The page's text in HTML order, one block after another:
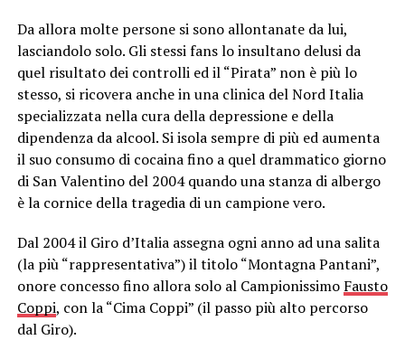
Da allora molte persone si sono allontanate da lui,
lasciandolo solo. Gli stessi fans lo insultano delusi da
quel risultato dei controlli ed il “Pirata” non è più lo
stesso, si ricovera anche in una clinica del Nord Italia
specializzata nella cura della depressione e della
dipendenza da alcool. Si isola sempre di più ed aumenta
il suo consumo di cocaina fino a quel drammatico giorno
di San Valentino del 2004 quando una stanza di albergo
è la cornice della tragedia di un campione vero.
Dal 2004 il Giro d’Italia assegna ogni anno ad una salita
(la più “rappresentativa”) il titolo “Montagna Pantani”,
onore concesso fino allora solo al Campionissimo Fausto
Coppi, con la “Cima Coppi” (il passo più alto percorso
dal Giro).